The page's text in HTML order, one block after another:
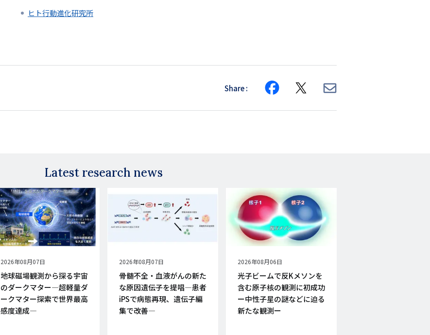
ヒト行動進化研究所
Share Share Share
Latest research news
公
開
2026年08月07日
地球磁場観測から探る宇宙
のダークマター―超軽量ダ
ークマター探索で世界最高
感度達成―
公
開
日
2026年08月07日
骨髄不全・血液がんの新た
な原因遺伝子を提唱―患者
iPSで病態再現、遺伝子編
集で改善―
公
開
日
2026年08月06日
光子ビームで反Kメソンを
含む原子核の観測に初成功
ー中性子星の謎などに迫る
新たな観測ー